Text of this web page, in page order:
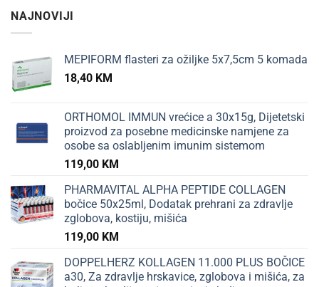
NAJNOVIJI
MEPIFORM flasteri za ožiljke 5x7,5cm 5 komada
18,40 KM
ORTHOMOL IMMUN vrećice a 30x15g, Dijetetski
proizvod za posebne medicinske namjene za
osobe sa oslabljenim imunim sistemom
119,00 KM
PHARMAVITAL ALPHA PEPTIDE COLLAGEN
bočice 50x25ml, Dodatak prehrani za zdravlje
zglobova, kostiju, mišića
119,00 KM
DOPPELHERZ KOLLAGEN 11.000 PLUS BOČICE
a30, Za zdravlje hrskavice, zglobova i mišića, za